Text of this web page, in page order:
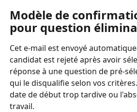
Modèle de
pour question
Cet e-mail est envoyé
candidat est rejeté après avoir
réponse à une question de pré-
qui le disqualifie selon vos
date de début trop tardive ou
travail.